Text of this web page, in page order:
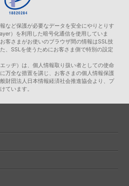
など保護が必要なデータを安全にやりとりす
）を利用した暗号化通信を使用していま
客さまがお使いのブラウザ間の情報はSSL技
、SSLを使うためにお客さま側で特別の設定
ッヂ）は、個人情報取り扱い者としての使命
万全な措置を講じ、お客さまの個人情報保護
財団法人日本情報経済社会推進協会より、プ
ています。